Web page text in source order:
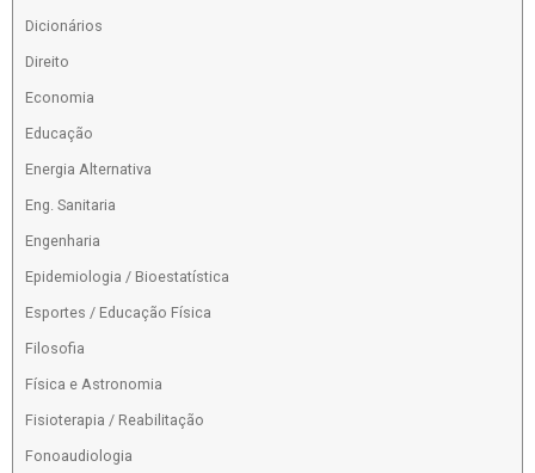
Dicionários
Direito
Economia
Educação
Energia Alternativa
Eng. Sanitaria
Engenharia
Epidemiologia / Bioestatística
Esportes / Educação Física
Filosofia
Física e Astronomia
Fisioterapia / Reabilitação
Fonoaudiologia